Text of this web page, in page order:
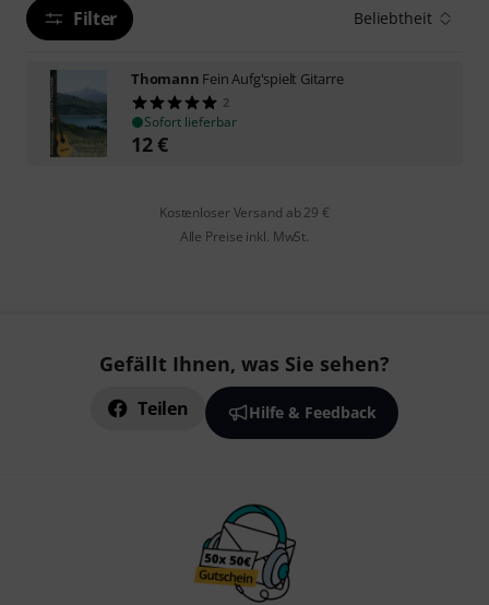
Filter Beliebtheit
Thomann Fein Aufg'spielt Gitarre
2
Sofort lieferbar
12€
Kostenloser Versand ab 29 €
Alle Preise inkl. MwSt.
Gefällt Ihnen, was Sie sehen?
Teilen Hilfe & Feedback